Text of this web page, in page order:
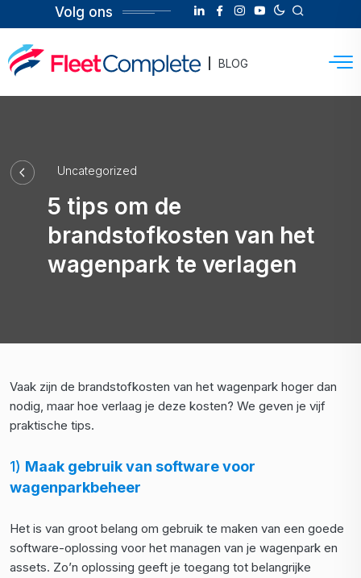
Volg ons
BLOG
Uncategorized
5 tips om de
brandstofkosten van het
wagenpark te verlagen
Vaak zijn de brandstofkosten van het wagenpark hoger dan
nodig, maar hoe verlaag je deze kosten? We geven je vijf
praktische tips.
1) Maak gebruik van software voor
wagenparkbeheer
Het is van groot belang om gebruik te maken van een goede
software-oplossing voor het managen van je wagenpark en
assets. Zo’n oplossing geeft je toegang tot belangrijke